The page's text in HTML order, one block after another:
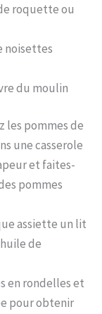
roquette ou
noisettes
du moulin
les pommes de
une casserole
et faites-
pommes
assiette un lit
de
en rondelles et
pour obtenir